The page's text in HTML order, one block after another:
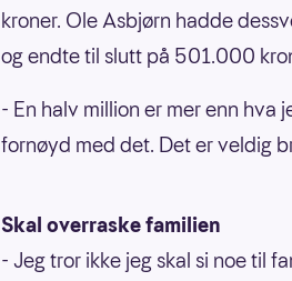
kroner. Ole Asbjørn hadde
og endte til slutt på 501.000
- En halv million er mer enn hva
fornøyd med det. Det er veldig
Skal overraske familien
- Jeg tror ikke jeg skal si noe til